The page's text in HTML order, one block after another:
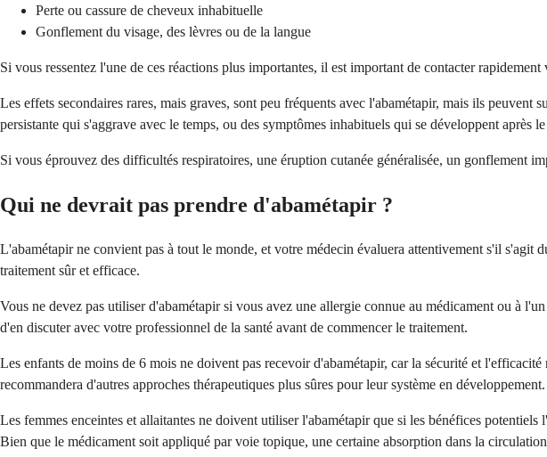
Perte ou cassure de cheveux inhabituelle
Gonflement du visage, des lèvres ou de la langue
Si vous ressentez l'une de ces réactions plus importantes, il est important de contacter
Les effets secondaires rares, mais graves, sont peu fréquents avec l'abamétapir, mais ils
persistante qui s'aggrave avec le temps, ou des symptômes inhabituels qui se développent après
Si vous éprouvez des difficultés respiratoires, une éruption cutanée généralisée, un gonflement
Qui ne devrait pas prendre d'abamétapir ?
L'abamétapir ne convient pas à tout le monde, et votre médecin évaluera attentivement s'il
traitement sûr et efficace.
Vous ne devez pas utiliser d'abamétapir si vous avez une allergie connue au médicament ou à
d'en discuter avec votre professionnel de la santé avant de commencer le traitement.
Les enfants de moins de 6 mois ne doivent pas recevoir d'abamétapir, car la sécurité et
recommandera d'autres approches thérapeutiques plus sûres pour leur système en développement.
Les femmes enceintes et allaitantes ne doivent utiliser l'abamétapir que si les bénéfices
Bien que le médicament soit appliqué par voie topique, une certaine absorption dans la